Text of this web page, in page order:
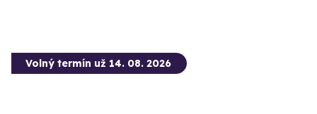
Volný termín už 14. 08. 2026